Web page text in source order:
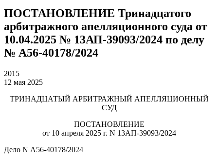
ПОСТАНОВЛЕНИЕ Тринадцатого
арбитражного апелляционного суда от
10.04.2025 № 13АП-39093/2024 по делу
№ А56-40178/2024
2015
12 мая 2025
ТРИНАДЦАТЫЙ АРБИТРАЖНЫЙ АПЕЛЛЯЦИОННЫЙ
СУД
ПОСТАНОВЛЕНИЕ
от 10 апреля 2025 г. N 13АП-39093/2024
Дело N А56-40178/2024